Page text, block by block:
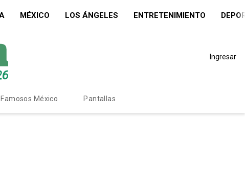
MÉXICO LOS ÁNGELES ENTRETENIMIENTO
Ingresar
Famosos México Pantallas